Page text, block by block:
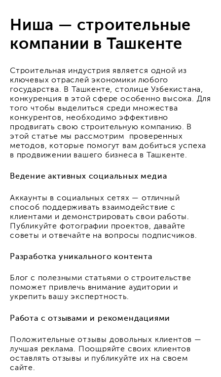
Ниша — строительные
компании в Ташкенте
Строительная индустрия является одной из
ключевых отраслей экономики любого
государства. В Ташкенте, столице Узбекистана,
конкуренция в этой сфере особенно высока. Для
того чтобы выделиться среди множества
конкурентов, необходимо эффективно
продвигать свою строительную компанию. В
этой статье мы рассмотрим проверенных
методов, которые помогут вам добиться успеха
в продвижении вашего бизнеса в Ташкенте.
Ведение активных социальных медиа
Аккаунты в социальных сетях — отличный
способ поддерживать взаимодействие с
клиентами и демонстрировать свои работы.
Публикуйте фотографии проектов, давайте
советы и отвечайте на вопросы подписчиков.
Разработка уникального контента
Блог с полезными статьями о строительстве
поможет привлечь внимание аудитории и
укрепить вашу экспертность.
Работа с отзывами и рекомендациями
Положительные отзывы довольных клиентов —
лучшая реклама. Поощряйте своих клиентов
оставлять отзывы и публикуйте их на своем
сайте.